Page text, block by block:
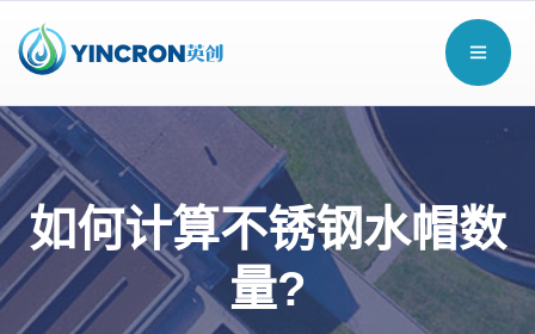
如何计算不锈钢水帽数
量?